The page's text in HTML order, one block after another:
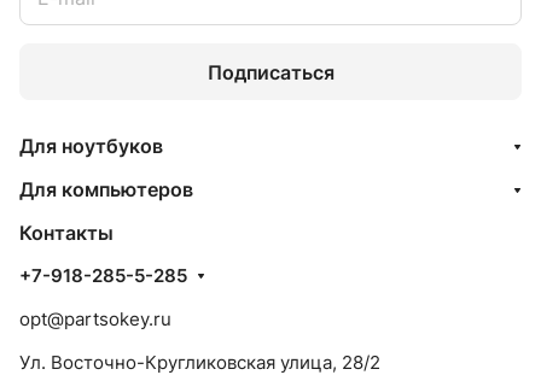
Подписаться
Для ноутбуков
Для компьютеров
Контакты
+7-918-285-5-285
opt@partsokey.ru
Ул. Восточно-Кругликовская улица, 28/2